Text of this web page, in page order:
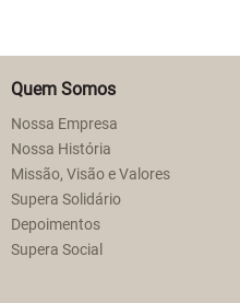
Quem Somos
Nossa Empresa
Nossa História
Missão, Visão e Valores
Supera Solidário
Depoimentos
Supera Social